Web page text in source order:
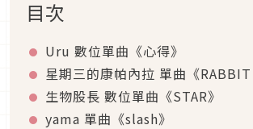
目次
Uru 數位單曲《心得》
星期三的康帕內拉 單曲《
生物股長 數位單曲《STAR》
yama 單曲《slash》